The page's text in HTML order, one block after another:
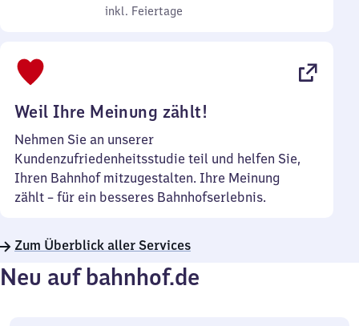
inkl. Feiertage
7
inkl. Feiertage
Weil Ihre Meinung zählt!
Nehmen Sie an unserer
Kundenzufriedenheitsstudie teil und helfen Sie,
Ihren Bahnhof mitzugestalten. Ihre Meinung
zählt – für ein besseres Bahnhofserlebnis.
Zum Überblick aller Services
Neu auf bahnhof.de